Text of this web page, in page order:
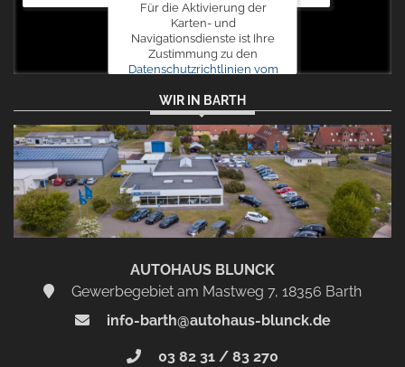
Für die Aktivierung der
Karten- und
Navigationsdienste ist Ihre
Zustimmung zu den
Datenschutzrichtlinien vom
erforderlich.
Zustimmen
und
aktivieren
WIR IN BARTH
AUTOHAUS BLUNCK
Gewerbegebiet am Mastweg 7, 18356 Barth
info-barth@autohaus-blunck.de
03 82 31 / 83 270